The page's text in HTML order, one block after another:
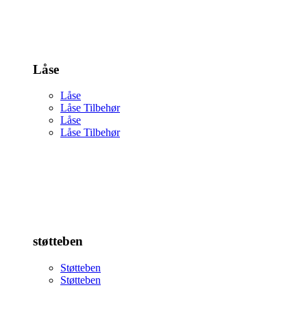
Låse
Låse
Låse Tilbehør
Låse
Låse Tilbehør
støtteben
Støtteben
Støtteben